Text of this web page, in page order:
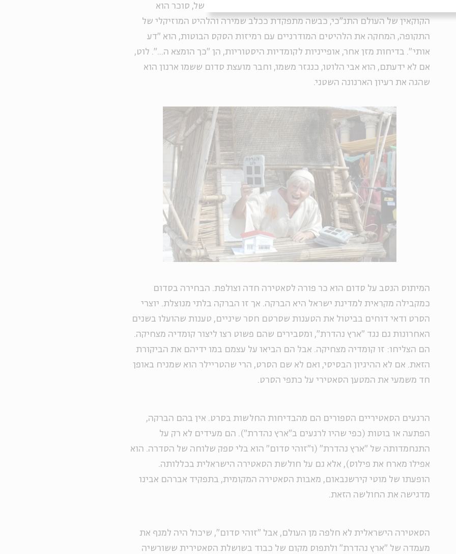
מתבססות על הטריק "מצא את המקבילה המקראית ל...". כך, למשל, סוכר הוא
הקוקאין של העולם התנ"כי, כבשה מתפקדת ככלב שמירה והלהיט המוזיקלי של
התקופה, המחקה את הלהיטים המודרניים עם רמיזות הסקס הבוטות, הוא "דע
אותי". בדיחות מזן אחר, אופייניות לקומדיות היסטוריות, הן "כך הומצא ה...". לוט,
אם לא ידעתם, הוא אבי הלוטו, כנגזר משמו, וחבר מועצת סדום ששמו ארנון הוא
שהגה את רעיון הארנונה השטני.
המיתוס הנסב על סדום הוא כר פורה לסאטירה חדה וצולפת. הבחירה בסדום
כמקבילה מקראית למדינת ישראל היא הברקה. אך זו הברקה בלתי מנוצלת. יוצרי
הסרט ודאי דוחים בביטול את הטענות שסרטם חסר שיניים, טענות שהועלו בשנים
האחרונות גם נגד "ארץ נהדרת", ומסבירים שהם פשוט רצו ליצור קומדיה מצחיקה.
הם הצליחו: זו קומדיה מצחיקה. אבל הם הביאו על עצמם במו ידיהם את הביקורת
הזאת. אם לא ההיגיון הבסיסי, ואם לא שם הסרט, הרי שהטריילר הוא שמניח באופן
חד משמעי את המטען הסאטירי על כתפי הסרט.
הרגעים הסאטיריים הספורים הם מהבדיחות החלשות בסרט. אין בהם הברקה,
הפתעה או בוטות (כפי שהיו לרגעים ב"ארץ נהדרת"). הם מעידים לא רק על
התנחמדותה של "ארץ נהדרת" (ו"זוהי סדום" הוא בלי ספק שלוחה של הסדרה. הוא
אפילו מארח את פילוס), אלא גם על חולשת הסאטירה הישראלית בכללותה.
הופעתו של מוטי קירשנבאום, מאבות הסאטירה המקומית, בתפקיד אברהם אבינו
מדגישה את החולשה הזאת.
הסאטירה הישראלית לא חלפה מן העולם, אבל "זוהי סדום", שיכול היה למנף את
מעמדה של "ארץ נהדרת" ולתפוס מקום של כבוד בשושלת הסאטירית ששורשיה